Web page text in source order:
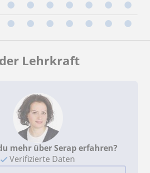
Lehrkraft
mehr über Serap erfahren?
Verifizierte Daten